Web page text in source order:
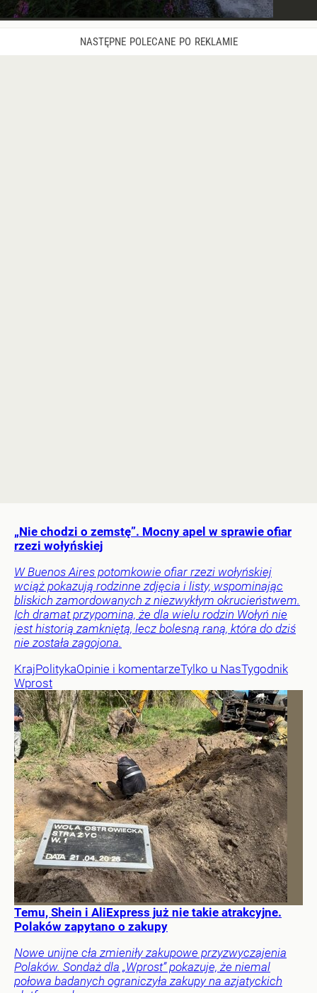
„Nie chodzi o zemstę”. Mocny apel w sprawie ofiar
rzezi wołyńskiej
W Buenos Aires potomkowie ofiar rzezi wołyńskiej
wciąż pokazują rodzinne zdjęcia i listy, wspominając
bliskich zamordowanych z niezwykłym okrucieństwem.
Ich dramat przypomina, że dla wielu rodzin Wołyń nie
jest historią zamkniętą, lecz bolesną raną, która do dziś
nie została zagojona.
KrajPolitykaOpinie i komentarzeTylko u NasTygodnik
Wprost
Temu, Shein i AliExpress już nie takie atrakcyjne.
Polaków zapytano o zakupy
Nowe unijne cła zmieniły zakupowe przyzwyczajenia
Polaków. Sondaż dla „Wprost” pokazuje, że niemal
połowa badanych ograniczyła zakupy na azjatyckich